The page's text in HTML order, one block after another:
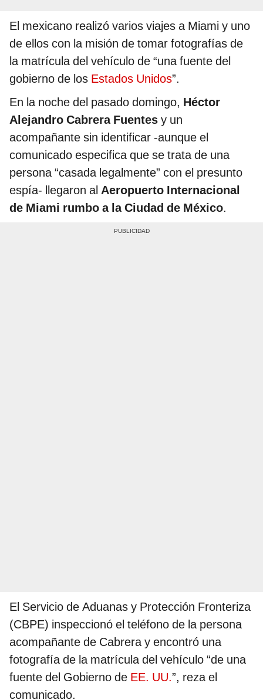
El mexicano realizó varios viajes a Miami y uno
de ellos con la misión de tomar fotografías de
la matrícula del vehículo de “una fuente del
gobierno de los Estados Unidos”.
En la noche del pasado domingo, Héctor
Alejandro Cabrera Fuentes y un
acompañante sin identificar -aunque el
comunicado especifica que se trata de una
persona “casada legalmente” con el presunto
espía- llegaron al Aeropuerto Internacional
de Miami rumbo a la Ciudad de México.
El Servicio de Aduanas y Protección Fronteriza
(CBPE) inspeccionó el teléfono de la persona
acompañante de Cabrera y encontró una
fotografía de la matrícula del vehículo “de una
fuente del Gobierno de EE. UU.”, reza el
comunicado.